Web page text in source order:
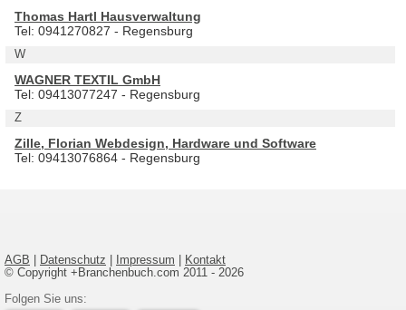
Thomas Hartl Hausverwaltung
Tel: 0941270827 - Regensburg
W
WAGNER TEXTIL GmbH
Tel: 09413077247 - Regensburg
Z
Zille, Florian Webdesign, Hardware und Software
Tel: 09413076864 - Regensburg
AGB Datenschutz Impressum
Kontakt
© Copyright +Branchenbuch.com 2011 - 2026
Folgen Sie uns: